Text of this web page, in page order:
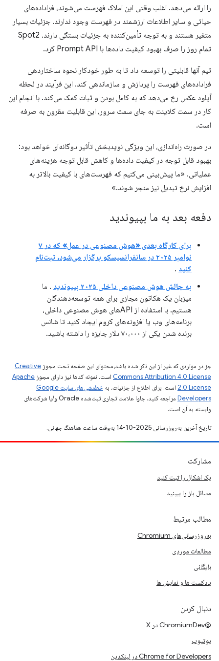
را ارائه می‌دهد. اغلب وقتی این املاک فهرست می‌شوند، فراداده‌های
حیاتی و سایر اطلاعات ارزشمند در فهرست وجود ندارند. جزئیات بسیار
متغیر هستند و به توجه تأمین‌کننده به جزئیات بستگی دارند. Spot2
تمام روز را صرف بهبود کیفیت داده‌ها با Prompt API کرد.
تیم آنها قابلیتی را توسعه داد تا به طور خودکار نحوه ساختاردهی
فراداده‌های فهرست را پردازش و سازماندهی کند. این فرآیند در لحظه
آپلود عکس رخ می‌دهد که به کامل بودن و ثبات کمک می‌کند. با انجام این
کار در سمت کلاینت به جای سمت سرور، این قابلیت مقرون به صرفه
است.
در صورت راه‌اندازی، این ویژگی نویدبخش تأثیر دوگانه‌ای خواهد بود:
بهبود قابل توجه در کیفیت داده‌ها و کاهش قابل توجه هزینه‌های
عملیاتی. «ما پیش‌بینی می‌کنیم که فهرست‌های با کیفیت بالاتر به
افزایش نرخ تبدیل نیز منجر شوند.»
دفعه بعد به ما بپیوندید
برای کارگاه بعدی «هوش مصنوعی در عمل» که در ۷
نوامبر ۲۰۲۵ در سانفرانسیسکو برگزار می‌شود، ثبت‌نام
کنید .
به چالش هوش مصنوعی داخلی ۲۰۲۵ بپیوندید
. ما
میزبان یک هکاتون مجازی برای همه توسعه‌دهندگان
هستیم. با استفاده از APIهای هوش مصنوعی داخلی،
برنامه‌های وب یا افزونه‌های کروم ایجاد کنید تا شانس
برنده شدن یکی از ۷۰،۰۰۰ دلار جایزه را داشته باشید.
جز در مواردی که غیر از این ذکر شده باشد،‌محتوای این صفحه تحت مجوز Creative
Commons Attribution 4.0 License است. نمونه کدها نیز دارای مجوز Apache
2.0 License است. برای اطلاع از جزئیات، به
خطمشی‌های سایت Google
Developers‏
مراجعه کنید. جاوا علامت تجاری ثبت‌شده Oracle و/یا شرکت‌های
وابسته به آن است.
تاریخ آخرین به‌روزرسانی 2025-10-14 به‌وقت ساعت هماهنگ جهانی.
مشارکت
یک اشکال را ثبت کنید
مسائل باز را ببینید
مطالب مرتبط
به‌روزرسانی‌های Chromium
مطالعات موردی
بایگانی
پادکست ها و نمایش ها
دنبال کردن
@ChromiumDev در X
یوتیوب
Chrome for Developers در لینکدین